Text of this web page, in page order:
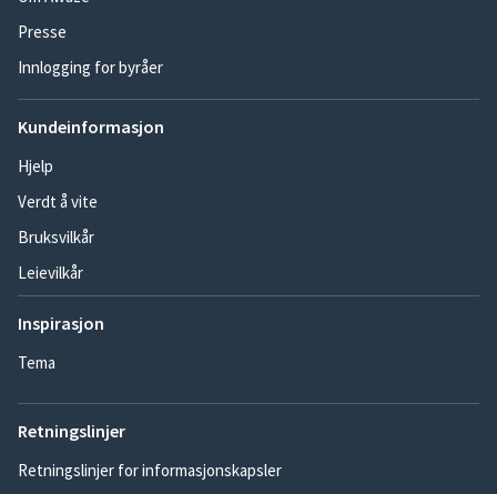
Presse
Innlogging for byråer
Kundeinformasjon
Hjelp
Verdt å vite
Bruksvilkår
Leievilkår
Inspirasjon
Tema
Retningslinjer
Retningslinjer for informasjonskapsler